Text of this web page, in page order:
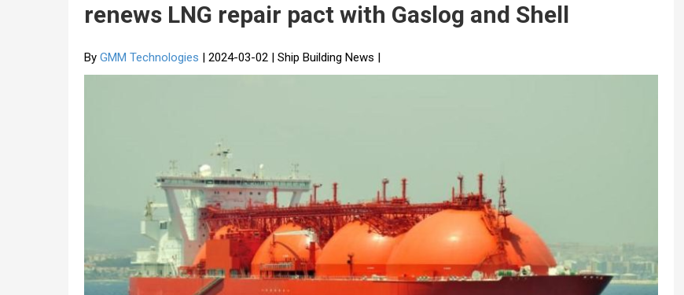
renews LNG repair pact with Gaslog and Shell
By GMM Technologies | 2024-03-02 | Ship Building News |